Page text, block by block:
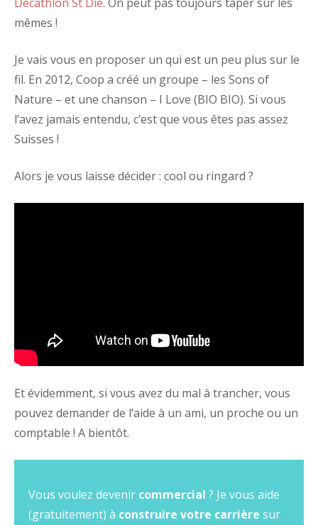
mêmes !
Je vais vous en proposer un qui est un peu plus sur le
fil. En 2012, Coop a créé un groupe – les Sons of
Nature – et une chanson – I Love (BIO BIO). Si vous
l’avez jamais entendu, c’est que vous êtes pas assez
Suisses !
Alors je vous laisse décider : cool ou ringard ?
Et évidemment, si vous avez du mal à trancher, vous
pouvez demander de l’aide à un ami, un proche ou un
comptable ! A bientôt.
Vous voulez devenir commercial ? Je vous aide
(gratuitement) à construire votre carrière sur